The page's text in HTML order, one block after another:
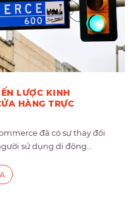
LƯỢC KINH
HÀNG TRỰC
đã có sự thay đổi
sử dụng di động...